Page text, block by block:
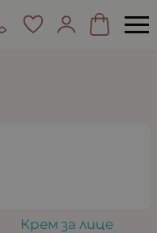
Крем за лице